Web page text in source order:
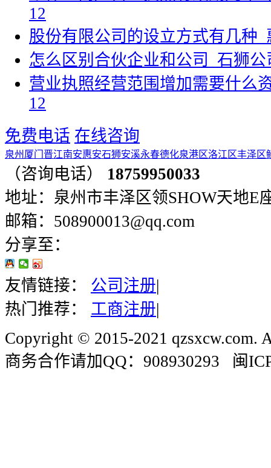
12
股份有限公司的设立方式有几种
怎么区别合伙企业和公司_石狮公
营业执照经营范围增加需要什么
12
免费电话 在线咨询
泉州 厦门 晋江南安惠安石狮安溪永春德化泉港区洛江区丰泽区
（咨询电话）
18759950033
地址：泉州市丰泽区领SHOW天地E
邮箱：508900013@qq.com
分享至：
友情链接： 公司注册|
热门推荐：
工商注册|
Copyright © 2015-2021 qzsxcw.com.
商务合作请加QQ：908930293 闽